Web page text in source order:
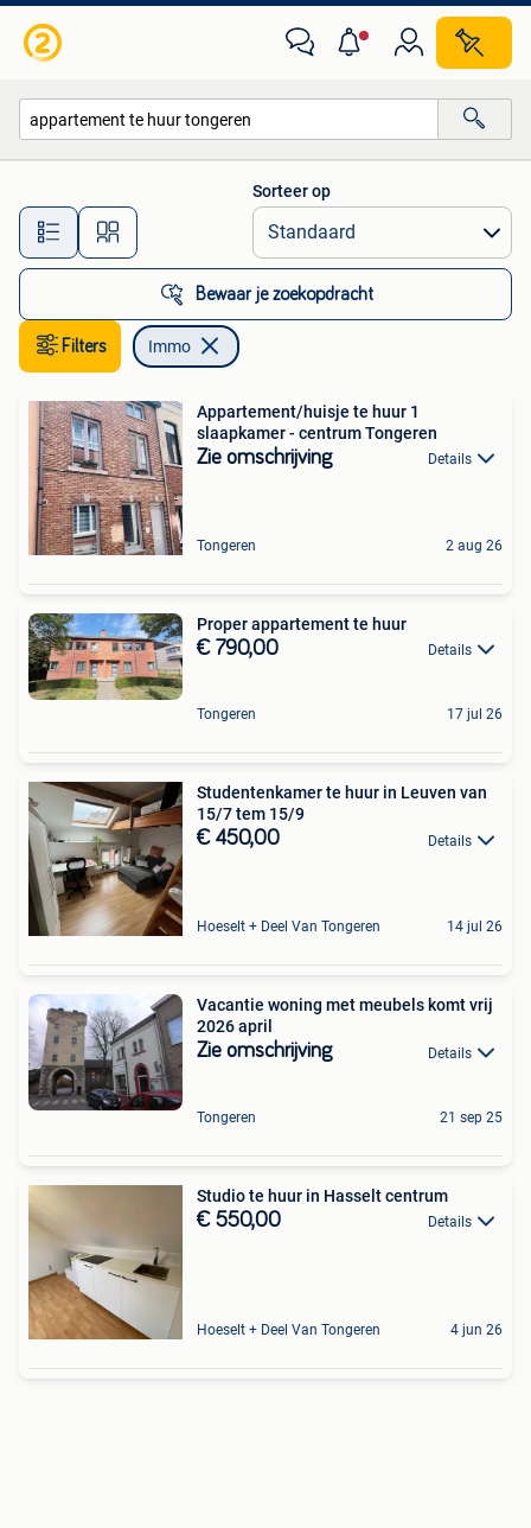
Alle afstanden…
Sorteer op
Bewaar je zoekopdracht
Filters Immo
Appartement/huisje te huur 1
slaapkamer - centrum Tongeren
Zie omschrijving Details
Tongeren 2 aug 26
Proper appartement te huur
€ 790,00 Details
Tongeren 17 jul 26
Studentenkamer te huur in Leuven van
15/7 tem 15/9
€ 450,00 Details
Hoeselt + Deel Van Tongeren 14 jul 26
Vacantie woning met meubels komt vrij
2026 april
Zie omschrijving Details
Tongeren 21 sep 25
Studio te huur in Hasselt centrum
€ 550,00 Details
Hoeselt + Deel Van Tongeren 4 jun 26